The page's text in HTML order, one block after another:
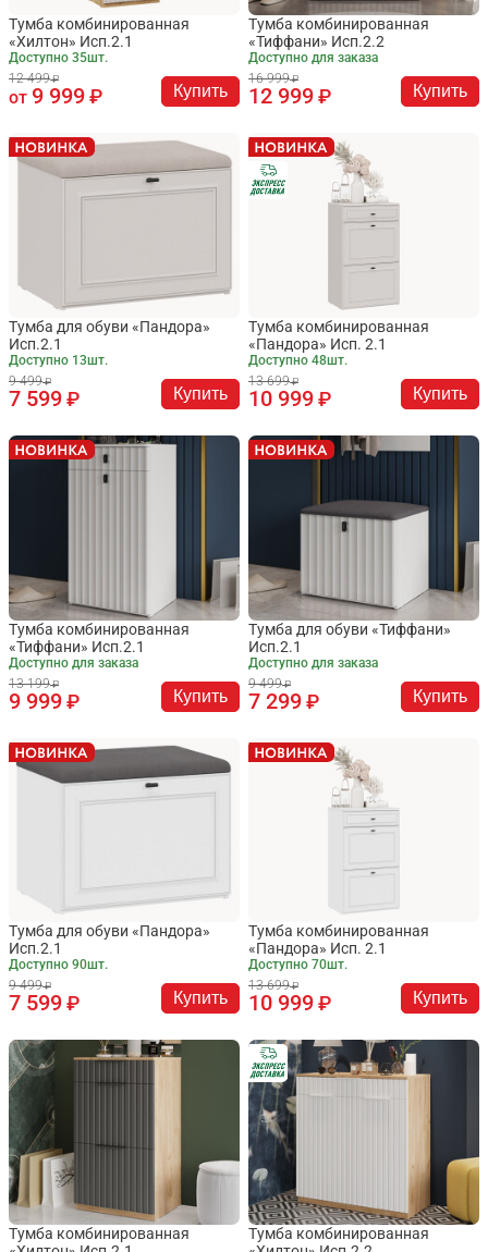
Тумба комбинированная
«Хилтон» Исп.2.1
Доступно 35шт.
12 499
от 9 999 Купить
Тумба комбинированная
«Тиффани» Исп.2.2
Доступно для заказа
16 999
12 999 Купить
Тумба для обуви «Пандора»
Исп.2.1
Доступно 13шт.
9 499
7 599 Купить
Тумба комбинированная
«Пандора» Исп. 2.1
Доступно 48шт.
13 699
10 999 Купить
Тумба комбинированная
«Тиффани» Исп.2.1
Доступно для заказа
13 199
9 999 Купить
Тумба для обуви «Тиффани»
Исп.2.1
Доступно для заказа
9 499
7 299 Купить
Тумба для обуви «Пандора»
Исп.2.1
Доступно 90шт.
9 499
7 599 Купить
Тумба комбинированная
«Пандора» Исп. 2.1
Доступно 70шт.
13 699
10 999 Купить
Тумба комбинированная
Тумба комбинированная